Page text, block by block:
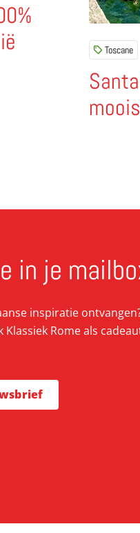
Toscane
in je
inspiratie
Rome als